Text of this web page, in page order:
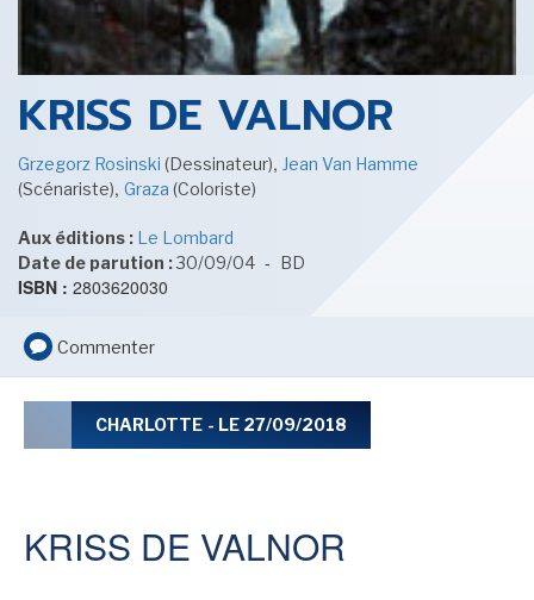
CINÉMA ET SÉRIES
LE MOT DES ÉDITIONS ACTUSF
KRISS DE VALNOR
Grzegorz Rosinski (Dessinateur), Jean Van Hamme
(Scénariste), Graza (Coloriste)
Aux éditions : Le Lombard
Date de parution :30/09/04 - BD
ISBN : 2803620030
Commenter
CHARLOTTE - LE 27/09/2018
KRISS DE VALNOR